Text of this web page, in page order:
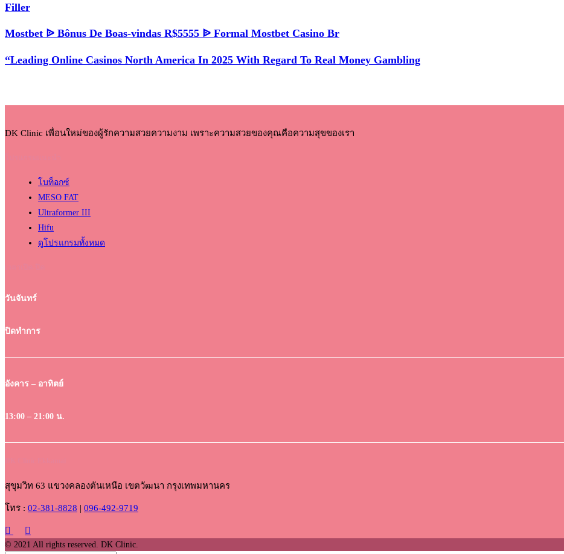
Filler
Mostbet ᐉ Bônus De Boas-vindas R$5555 ᐉ Formal Mostbet Casino Br
“Leading Online Casinos North America In 2025 With Regard To Real Money Gambling
DK Clinic เพื่อนใหม่ของผู้รักความสวยความงาม เพราะความสวยของคุณคือความสุขของเรา
โบท็อกซ์
MESO FAT
Ultraformer III
Hifu
ดูโปรแกรมทั้งหมด
วันจันทร์
ปิดทำการ
อังคาร – อาทิตย์
13:00 – 21:00 น.
สุขุมวิท 63 แขวงคลองตันเหนือ เขตวัฒนา กรุงเทพมหานคร
โทร : 02-381-8828 | 096-492-9719
© 2021 All rights reserved. DK Clinic.